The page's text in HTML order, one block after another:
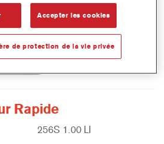
Rapide
256S 1.00 LI
Accepter les cookies
de protection de la vie privée